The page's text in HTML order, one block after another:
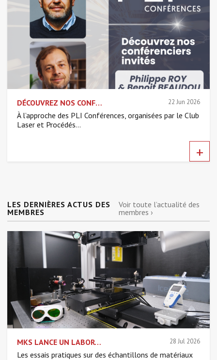
DÉCOUVREZ NOS CONFÉRENCIERS INVITÉS – PHILIPPE ROY & BENOIT BEAUDOU, XLIM & GLOPHOTONICS 22 Jun 2026
À l’approche des PLI Conférences, organisées par le Club
Laser et Procédés...
+
LES DERNIÈRES ACTUS DES
MEMBRES
Voir toute l’actualité des
membres ›
MKS LANCE UN LABORATOIRE EUROPÉEN DÉDIÉ AUX APPLICATIONS LASER AFIN D'ACCÉLÉRER LES DÉLAIS DE DÉVELOPPEMENT 28 Jul 2026
Les essais pratiques sur des échantillons de matériaux